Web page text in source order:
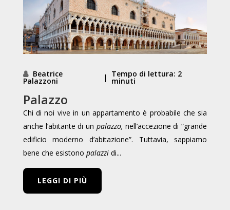
Beatrice
Palazzoni | Tempo di lettura: 2
minuti
Palazzo
Chi di noi vive in un appartamento è probabile che sia
anche l’abitante di un palazzo, nell’accezione di “grande
edificio moderno d’abitazione”. Tuttavia, sappiamo
bene che esistono palazzidi...
LEGGI DI PIÙ